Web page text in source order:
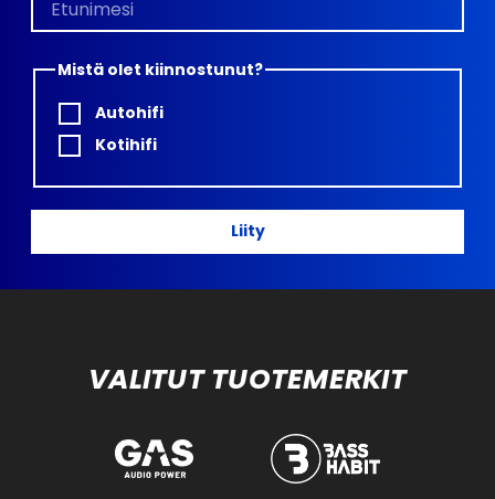
Mistä olet kiinnostunut?
Autohifi
Kotihifi
Liity
VALITUT TUOTEMERKIT